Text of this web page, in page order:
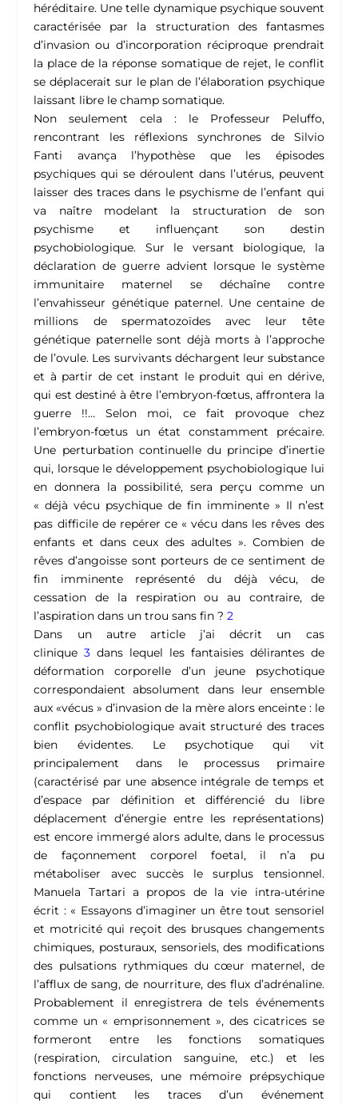
héréditaire. Une telle dynamique psychique souvent
caractérisée par la structuration des fantasmes
d’invasion ou d’incorporation réciproque prendrait
la place de la réponse somatique de rejet, le conflit
se déplacerait sur le plan de l’élaboration psychique
laissant libre le champ somatique.
Non seulement cela : le Professeur Peluffo,
rencontrant les réflexions synchrones de Silvio
Fanti avança l’hypothèse que les épisodes
psychiques qui se déroulent dans l’utérus, peuvent
laisser des traces dans le psychisme de l’enfant qui
va naître modelant la structuration de son
psychisme et influençant son destin
psychobiologique. Sur le versant biologique, la
déclaration de guerre advient lorsque le système
immunitaire maternel se déchaîne contre
l’envahisseur génétique paternel. Une centaine de
millions de spermatozoïdes avec leur tête
génétique paternelle sont déjà morts à l’approche
de l’ovule. Les survivants déchargent leur substance
et à partir de cet instant le produit qui en dérive,
qui est destiné à être l’embryon-fœtus, affrontera la
guerre !!… Selon moi, ce fait provoque chez
l’embryon-fœtus un état constamment précaire.
Une perturbation continuelle du principe d’inertie
qui, lorsque le développement psychobiologique lui
en donnera la possibilité, sera perçu comme un
« déjà vécu psychique de fin imminente » Il n’est
pas difficile de repérer ce « vécu dans les rêves des
enfants et dans ceux des adultes ». Combien de
rêves d’angoisse sont porteurs de ce sentiment de
fin imminente représenté du déjà vécu, de
cessation de la respiration ou au contraire, de
l’aspiration dans un trou sans fin ?2
Dans un autre article j’ai décrit un cas
clinique3dans lequel les fantaisies délirantes de
déformation corporelle d’un jeune psychotique
correspondaient absolument dans leur ensemble
aux «vécus » d’invasion de la mère alors enceinte : le
conflit psychobiologique avait structuré des traces
bien évidentes. Le psychotique qui vit
principalement dans le processus primaire
(caractérisé par une absence intégrale de temps et
d’espace par définition et différencié du libre
déplacement d’énergie entre les représentations)
est encore immergé alors adulte, dans le processus
de façonnement corporel foetal, il n’a pu
métaboliser avec succès le surplus tensionnel.
Manuela Tartari a propos de la vie intra-utérine
écrit : « Essayons d’imaginer un être tout sensoriel
et motricité qui reçoit des brusques changements
chimiques, posturaux, sensoriels, des modifications
des pulsations rythmiques du cœur maternel, de
l’afflux de sang, de nourriture, des flux d’adrénaline.
Probablement il enregistrera de tels événements
comme un « emprisonnement », des cicatrices se
formeront entre les fonctions somatiques
(respiration, circulation sanguine, etc.) et les
fonctions nerveuses, une mémoire prépsychique
qui contient les traces d’un événement